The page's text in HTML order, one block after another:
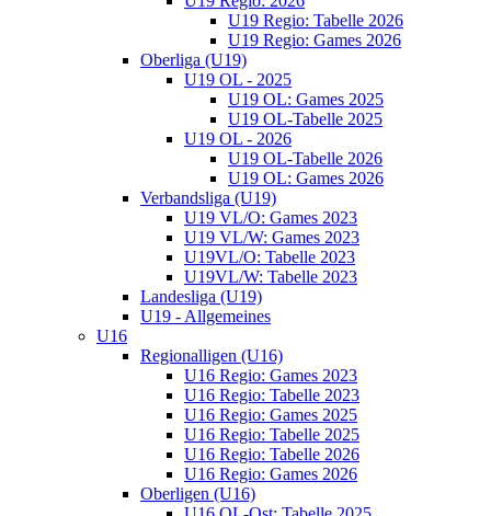
U19 Regio: Tabelle 2026
U19 Regio: Games 2026
Oberliga (U19)
U19 OL - 2025
U19 OL: Games 2025
U19 OL-Tabelle 2025
U19 OL - 2026
U19 OL-Tabelle 2026
U19 OL: Games 2026
Verbandsliga (U19)
U19 VL/O: Games 2023
U19 VL/W: Games 2023
U19VL/O: Tabelle 2023
U19VL/W: Tabelle 2023
Landesliga (U19)
U19 - Allgemeines
U16
Regionalligen (U16)
U16 Regio: Games 2023
U16 Regio: Tabelle 2023
U16 Regio: Games 2025
U16 Regio: Tabelle 2025
U16 Regio: Tabelle 2026
U16 Regio: Games 2026
Oberligen (U16)